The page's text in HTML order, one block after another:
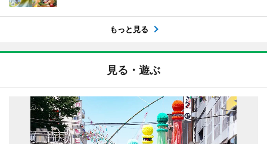
もっと見る
見る・遊ぶ